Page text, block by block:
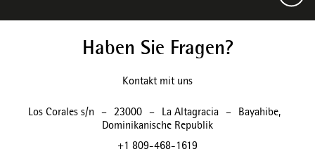
Haben Sie Fragen?
Kontakt mit uns
Los Corales s/n – 23000 – La Altagracia – Bayahibe,
Dominikanische Republik
+1 809-468-1619